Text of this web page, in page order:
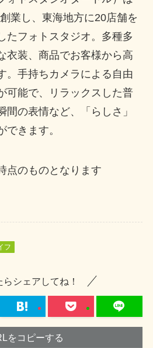
業し、東海地方に20店舗を
たフォトスタジオ。多種多
衣装、商品でお客様から高
。手持ちカメラによる自由
可能で、リラックスした普
間の表情など、「らしさ」
できます。
点のものとなります
フ
らシェアしてね！
をコピーする